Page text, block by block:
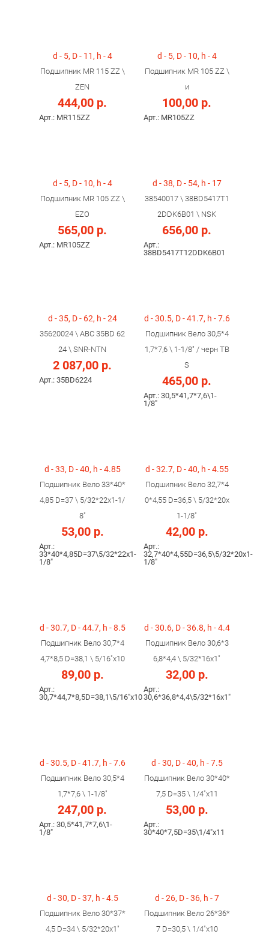
d - 5, D - 11, h - 4
Подшипник MR 115 ZZ \
ZEN
444,00 р.
Арт.: MR115ZZ
d - 5, D - 10, h - 4
Подшипник MR 105 ZZ \
и
100,00 р.
Арт.: MR105ZZ
d - 5, D - 10, h - 4
Подшипник MR 105 ZZ \
EZO
565,00 р.
Арт.: MR105ZZ
d - 38, D - 54, h - 17
38540017 \ 38BD5417T1
2DDK6B01 \ NSK
656,00 р.
Арт.:
38BD5417T12DDK6B01
d - 35, D - 62, h - 24
35620024 \ ABC 35BD 62
24 \ SNR-NTN
2 087,00 р.
Арт.: 35BD6224
d - 30.5, D - 41.7, h - 7.6
Подшипник Вело 30,5*4
1,7*7,6 \ 1-1/8" / черн TB
S
465,00 р.
Арт.: 30,5*41,7*7,6\1-
1/8"
d - 33, D - 40, h - 4.85
Подшипник Вело 33*40*
4,85 D=37 \ 5/32*22x1-1/
8"
53,00 р.
Арт.:
33*40*4,85D=37\5/32*22x1-
1/8"
d - 32.7, D - 40, h - 4.55
Подшипник Вело 32,7*4
0*4,55 D=36,5 \ 5/32*20x
1-1/8"
42,00 р.
Арт.:
32,7*40*4,55D=36,5\5/32*20x1-
1/8"
d - 30.7, D - 44.7, h - 8.5
Подшипник Вело 30,7*4
4,7*8,5 D=38,1 \ 5/16"x10
89,00 р.
Арт.:
30,7*44,7*8,5D=38,1\5/16"x10
d - 30.6, D - 36.8, h - 4.4
Подшипник Вело 30,6*3
6,8*4,4 \ 5/32*16x1"
32,00 р.
Арт.:
30,6*36,8*4,4\5/32*16x1"
d - 30.5, D - 41.7, h - 7.6
Подшипник Вело 30,5*4
1,7*7,6 \ 1-1/8"
247,00 р.
Арт.: 30,5*41,7*7,6\1-
1/8"
d - 30, D - 40, h - 7.5
Подшипник Вело 30*40*
7,5 D=35 \ 1/4"x11
53,00 р.
Арт.:
30*40*7,5D=35\1/4"x11
d - 30, D - 37, h - 4.5
Подшипник Вело 30*37*
4,5 D=34 \ 5/32*20x1"
d - 26, D - 36, h - 7
Подшипник Вело 26*36*
7 D=30,5 \ 1/4"x10